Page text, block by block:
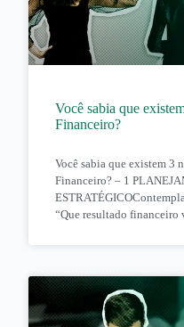
Você sabia que
Financeiro?
Você sabia que existem 3
Financeiro? – 1
“Que resultado financeiro